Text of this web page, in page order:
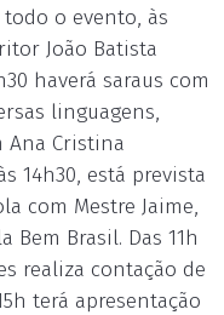
o evento, às
João Batista
haverá saraus com
linguagens,
Ana Cristina
14h30, está prevista
com Mestre Jaime,
Bem Brasil. Das 11h
realiza contação de
terá apresentação